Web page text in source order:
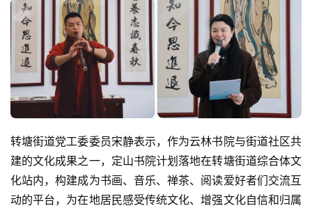
转塘街道党工委委员宋静表示，作为云林书院与街道社区共
建的文化成果之一，定山书院计划落地在转塘街道综合体文
化站内，构建成为书画、音乐、禅茶、阅读爱好者们交流互
动的平台，为在地居民感受传统文化、增强文化自信和归属